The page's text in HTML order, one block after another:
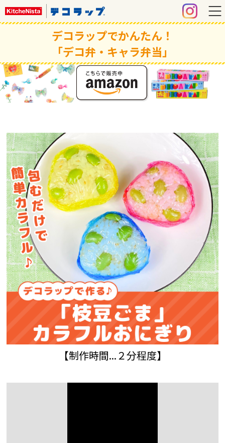
デコラップでかんたん！
「デコ弁・キャラ弁当」
【制作時間...２分程度】